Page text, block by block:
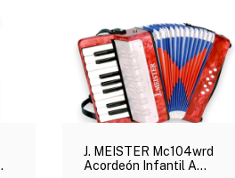
J. MEISTER Mc104wrd
Acordeón Infantil A